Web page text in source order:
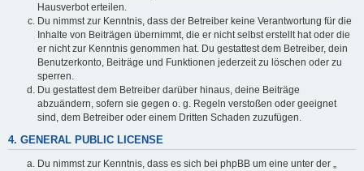
Hausverbot erteilen.
Du nimmst zur Kenntnis, dass der Betreiber keine Verantwortung für die
Inhalte von Beiträgen übernimmt, die er nicht selbst erstellt hat oder die
er nicht zur Kenntnis genommen hat. Du gestattest dem Betreiber, dein
Benutzerkonto, Beiträge und Funktionen jederzeit zu löschen oder zu
sperren.
Du gestattest dem Betreiber darüber hinaus, deine Beiträge
abzuändern, sofern sie gegen o. g. Regeln verstoßen oder geeignet
sind, dem Betreiber oder einem Dritten Schaden zuzufügen.
4. GENERAL PUBLIC LICENSE
Du nimmst zur Kenntnis, dass es sich bei phpBB um eine unter der „